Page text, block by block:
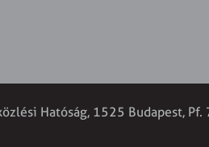
Hatóság, 1525 Budapest,